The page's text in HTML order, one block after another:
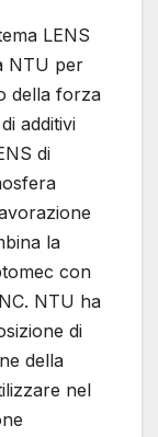
LENS
NTU per
della forza
additivi
di
la
con
NTU ha
di
della
nel